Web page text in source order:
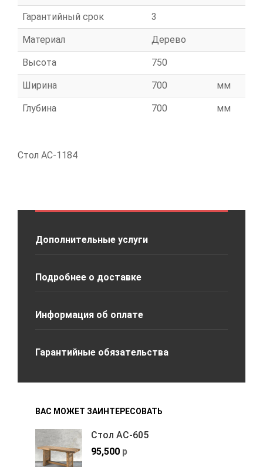
Гарантийный срок 3
Материал Дерево
Высота 750
Ширина 700 мм
Глубина 700 мм
Стол АС-1184
Дополнительные услуги
Подробнее о доставке
Информация об оплате
Гарантийные обязательства
ВАС МОЖЕТ ЗАИНТЕРЕСОВАТЬ
Стол АС-605
95,500 р